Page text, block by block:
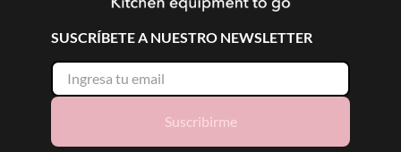
SUSCRÍBETE A NUESTRO NEWSLETTER
Suscribirme